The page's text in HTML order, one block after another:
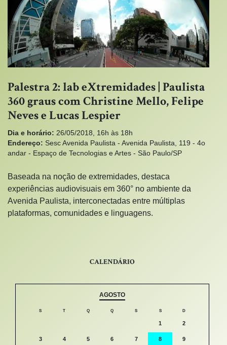
Palestra 2: lab eXtremidades | Paulista
360 graus com Christine Mello, Felipe
Neves e Lucas Lespier
Dia e horário: 26/05/2018, 16h às 18h
Endereço: Sesc Avenida Paulista - Avenida Paulista, 119 - 4o
andar - Espaço de Tecnologias e Artes - São Paulo/SP
Baseada na noção de extremidades, destaca
experiências audiovisuais em 360° no ambiente da
Avenida Paulista, interconectadas entre múltiplas
plataformas, comunidades e linguagens.
CALENDÁRIO
AGOSTO
S T Q Q S S D
1 2
3 4 5 6 7 8 9